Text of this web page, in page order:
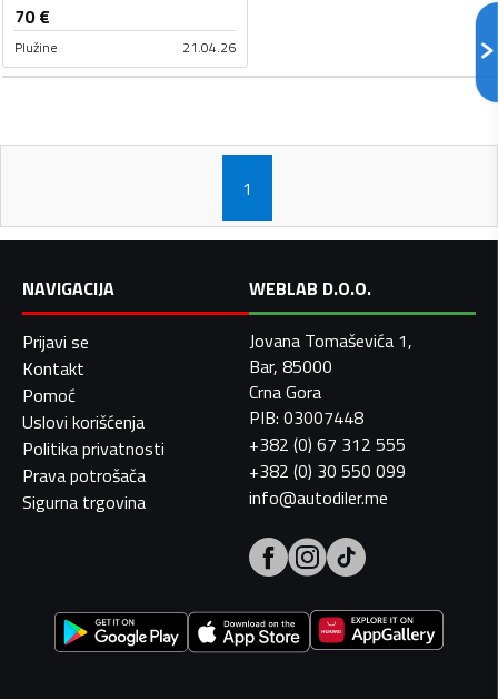
70€
Plužine 21.04.26
1
NAVIGACIJA
Prijavi se
Kontakt
Pomoć
Uslovi korišćenja
Politika privatnosti
Prava potrošača
Sigurna trgovina
WEBLAB D.O.O.
Jovana Tomaševića 1,
Bar, 85000
Crna Gora
PIB: 03007448
+382 (0) 67 312 555
+382 (0) 30 550 099
info@autodiler.me